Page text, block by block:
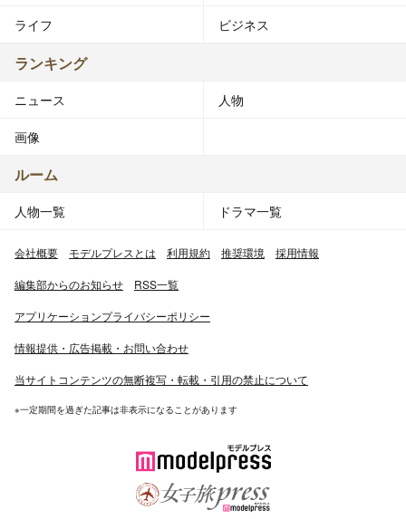
ライフ ビジネス
ランキング
ニュース 人物
画像
ルーム
人物一覧 ドラマ一覧
会社概要 モデルプレスとは 利用規約 推奨環境 採用情報
編集部からのお知らせ RSS一覧
アプリケーションプライバシーポリシー
情報提供・広告掲載・お問い合わせ
当サイトコンテンツの無断複写・転載・引用の禁止について
※一定期間を過ぎた記事は非表示になることがあります